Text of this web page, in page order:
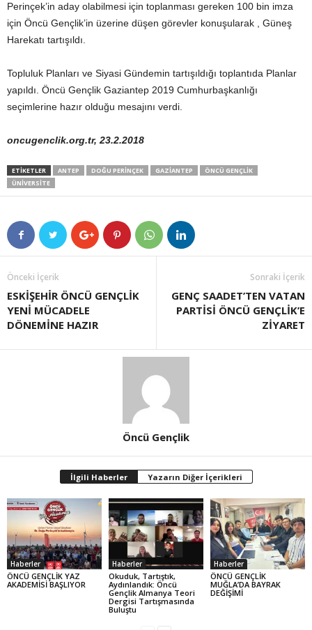
Perinçek’in aday olabilmesi için toplanması gereken 100 bin imza
için Öncü Gençlik’in üzerine düşen görevler konuşularak , Güneş
Harekatı tartışıldı.
Topluluk Planları ve Siyasi Gündemin tartışıldığı toplantıda Planlar
yapıldı. Öncü Gençlik Gaziantep 2019 Cumhurbaşkanlığı
seçimlerine hazır olduğu mesajını verdi.
oncugenclik.org.tr, 23.2.2018
ETIKETLER ANTEP DOĞU PERINÇEK GAZIANTEP
ÖNCÜ GENÇLIK
ÜNIVERSITE
Önceki İçerik
ESKİŞEHİR ÖNCÜ GENÇLİK
YENİ MÜCADELE
DÖNEMİNE HAZIR
Sonraki İçerik
GENÇ SAADET’TEN VATAN
PARTİSİ ÖNCÜ GENÇLİK’E
ZİYARET
Öncü Gençlik
İlgili Haberler Yazarın Diğer İçerikleri
Haberler
ÖNCÜ GENÇLİK YAZ
AKADEMİSİ BAŞLIYOR
Haberler
Okuduk, Tartıştık,
Aydınlandık: Öncü
Gençlik Almanya Teori
Dergisi Tartışmasında
Buluştu
Haberler
ÖNCÜ GENÇLİK
MUĞLA’DA BAYRAK
DEĞİŞİMİ